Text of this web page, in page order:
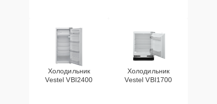
Холодильник
Vestel VBI2400
Холодильник
Vestel VBI1700